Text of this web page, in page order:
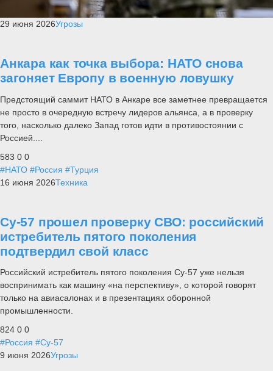
29 июня 2026Угрозы
Анкара как точка выбора: НАТО снова
загоняет Европу в военную ловушку
Предстоящий саммит НАТО в Анкаре все заметнее превращается
не просто в очередную встречу лидеров альянса, а в проверку
того, насколько далеко Запад готов идти в противостоянии с
Россией....
583 0 0
#НАТО #Россия #Турция
16 июня 2026Техника
Су-57 прошел проверку СВО: российский
истребитель пятого поколения
подтвердил свой класс
Российский истребитель пятого поколения Су-57 уже нельзя
воспринимать как машину «на перспективу», о которой говорят
только на авиасалонах и в презентациях оборонной
промышленности.
824 0 0
#Россия #Су-57
9 июня 2026Угрозы